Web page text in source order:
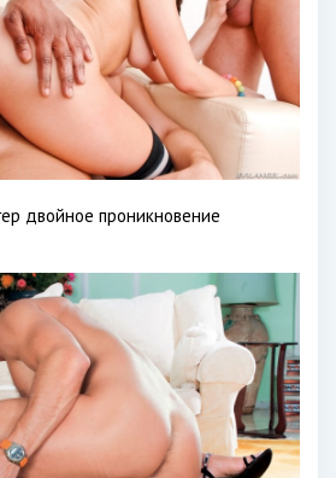
двойное проникновение